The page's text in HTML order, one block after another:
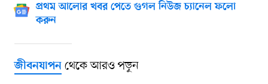
প্রথম আলোর খবর পেতে গুগল নিউজ চ্যানেল ফলো
করুন
জীবনযাপনথেকে আরও পড়ুন